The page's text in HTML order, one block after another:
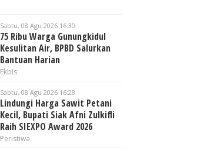
Sabtu, 08 Agu 2026 16:30
75 Ribu Warga Gunungkidul
Kesulitan Air, BPBD Salurkan
Bantuan Harian
Ekbis
Sabtu, 08 Agu 2026 16:28
Lindungi Harga Sawit Petani
Kecil, Bupati Siak Afni Zulkifli
Raih SIEXPO Award 2026
Peristiwa